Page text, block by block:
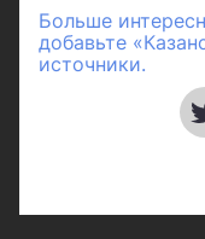
Больше
добавьте
источники.